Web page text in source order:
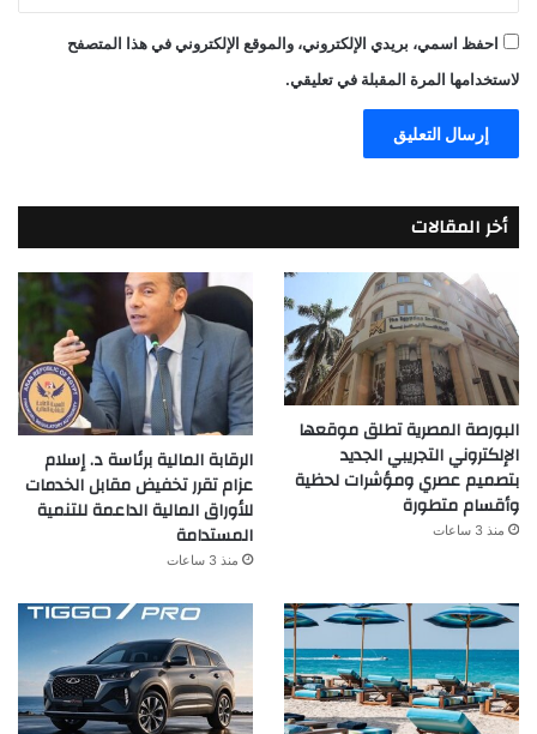
احفظ اسمي، بريدي الإلكتروني، والموقع الإلكتروني في هذا المتصفح
لاستخدامها المرة المقبلة في تعليقي.
أخر المقالات
البورصة المصرية تطلق موقعها
الإلكتروني التجريبي الجديد
بتصميم عصري ومؤشرات لحظية
وأقسام متطورة
منذ 3 ساعات
الرقابة المالية برئاسة د. إسلام
عزام تقرر تخفيض مقابل الخدمات
للأوراق المالية الداعمة للتنمية
المستدامة
منذ 3 ساعات